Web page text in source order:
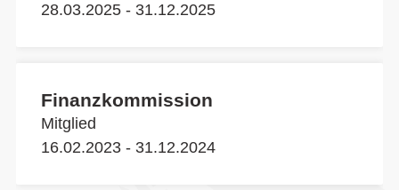
28.03.2025 - 31.12.2025
Finanzkommission
Mitglied
16.02.2023 - 31.12.2024